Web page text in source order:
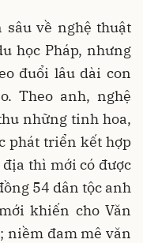
sâu về nghệ thuật
học Pháp, nhưng
đuổi lâu dài con
Theo anh, nghệ
những tinh hoa,
phát triển kết hợp
thì mới có được
54 dân tộc anh
khiến cho Văn
niềm đam mê văn